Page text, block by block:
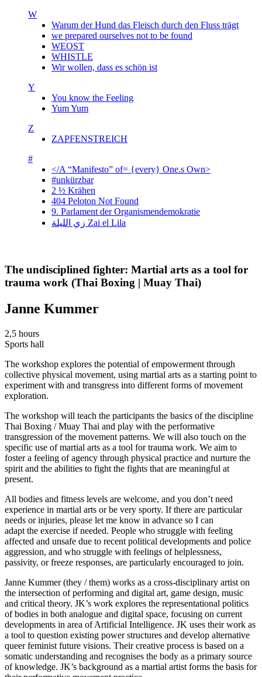
W
Warum der Hund das Fleisch durch den Fluss trägt
we prepared ourselves not to be found
WEOST
WHISTLE
Wir wollen, dass es schön ist
Y
You know the Feeling
Yum Yum
Z
ZAPFENSTREICH
#
</A “Manifesto” of= {every} One.s Own>
#unkürzbar
2 ½ Krähen
404 Peloton Not Found
9. Parlament der Organismendemokratie
زي‌ اللیلة Zai el Lila
The undisciplined fighter: Martial arts as a tool for
trauma work (Thai Boxing | Muay Thai)
Janne Kummer
2,5 hours
Sports hall
The workshop explores the potential of empowerment through
collective physical movement, using martial arts as a starting point to
experiment with and transgress into different forms of movement
exploration.
The workshop will teach the participants the basics of the discipline
Thai Boxing / Muay Thai and play with the performative
transgression of the movement patterns. We will also touch on the
specific use of martial arts as a tool for trauma work. We aim to
foster a feeling of agency through physical practice and nurture the
spirit and the abilities to fight the fights that are meaningful at
present.
All bodies and fitness levels are welcome, and you don’t need
experience in martial arts or be very sporty. If there are particular
needs or injuries, please let me know in advance so I can
adapt the exercise if needed. People who struggle with feeling
affected and unsafe due to recent political developments and police
aggression, and who struggle with feelings of helplessness,
passivity, or freeze responses, are particularly encouraged to join.
Janne Kummer (they / them) works as a cross-disciplinary artist on
the intersection of performing and digital art, game design, music
and critical theory. JK’s work explores the representational politics
of bodies in both analogue and digital space, focusing on current
developments in area of Artificial Intelligence. JK uses their work as
a tool to question existing power structures and develop alternative
queer feminist future visions. Their creative process is based on a
somatic understanding and recognises the body as a primary source
of knowledge. JK’s background as a martial artist forms the basis for